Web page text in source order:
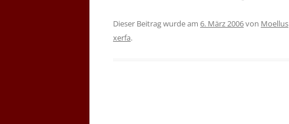
Dieser Beitrag wurde am 6. März 2006von Moellus
xerfa.